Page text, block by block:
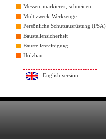
Messen, markieren, schneiden
Multizweck-Werkzeuge
Persönliche Schutzausrüstung (PSA)
Baustellensicherheit
Baustellenreinigung
Holzbau
English version